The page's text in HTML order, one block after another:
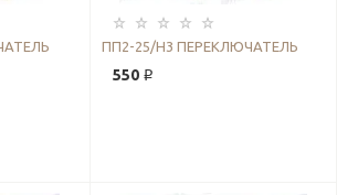
ПП2-25/Н3 ПЕРЕКЛЮЧАТЕЛЬ
550 ₽